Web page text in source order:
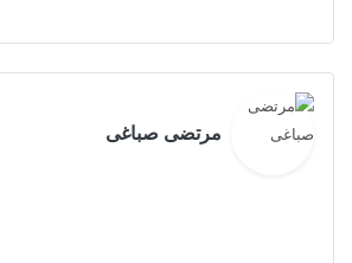
مرتضی صباغی